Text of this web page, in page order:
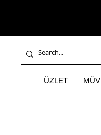
ÜZLET